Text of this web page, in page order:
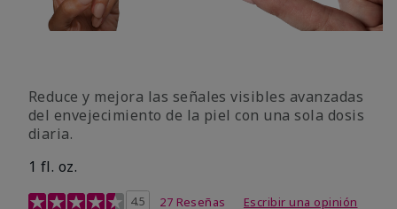
Reduce y mejora las señales visibles avanzadas
del envejecimiento de la piel con una sola dosis
diaria.
1 fl. oz.
Calificación de clientes de 4,1 de 5
4.5 27 Reseñas Escribir una opinión